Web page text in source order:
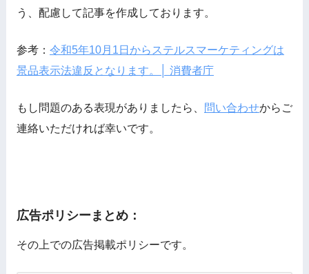
う、配慮して記事を作成しております。
参考： 令和5年10月1日からステルスマーケティングは
景品表示法違反となります。│ 消費者庁
もし問題のある表現がありましたら、 問い合わせからご
連絡いただければ幸いです。
広告ポリシーまとめ：
その上での広告掲載ポリシーです。